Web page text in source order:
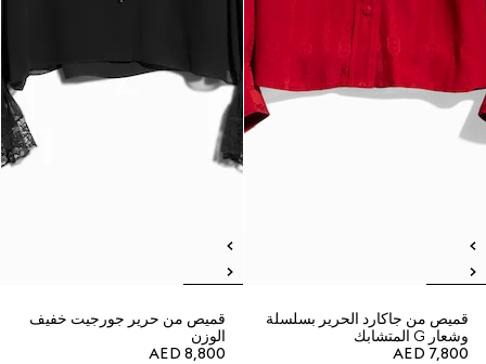
قميص من جاكارد الحرير بسلسلة
وشعار G المتشابك
AED 7,800
قميص من حرير جورجيت خفيف
الوزن
AED 8,800